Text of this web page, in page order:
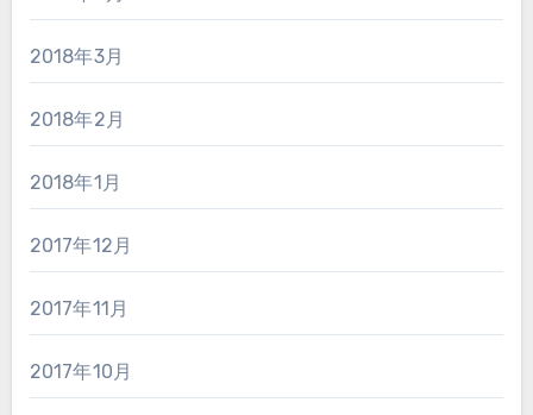
2018年3月
2018年2月
2018年1月
2017年12月
2017年11月
2017年10月